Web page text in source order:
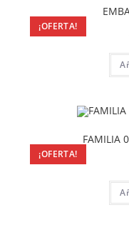
¡OFERTA!
¡OFERTA!
FAMILIA